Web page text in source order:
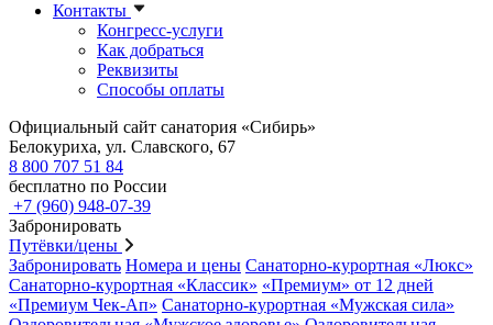
Контакты
Конгресс-услуги
Как добраться
Реквизиты
Способы оплаты
Официальный сайт санатория «Сибирь»
Белокуриха, ул. Славского, 67
8 800 707 51 84
бесплатно по России
+7 (960) 948-07-39
Забронировать
Путёвки/цены
Забронировать Номера и цены Санаторно-курортная «Люкс»
Санаторно-курортная «Классик» «Премиум» от 12 дней
«Премиум Чек-Ап» Санаторно-курортная «Мужская сила»